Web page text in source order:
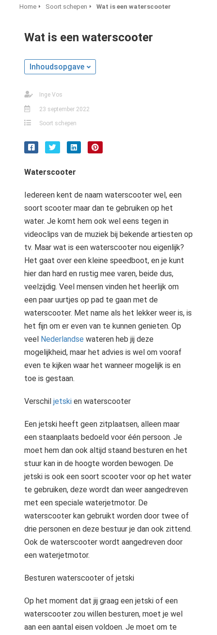
Home Soort schepen Wat is een waterscooter
Wat is een waterscooter
Inhoudsopgave
Inge Vos
23 september 2022
Soort schepen
Waterscooter
Iedereen kent de naam waterscooter wel, een
soort scooter maar dan te gebruiken op het
water. Je komt hem ook wel eens tegen in
videoclips van de muziek bij bekende artiesten op
tv. Maar wat is een waterscooter nou eigenlijk?
Het gaat over een kleine speedboot, en je kunt
hier dan hard en rustig mee varen, beide dus,
veelzijdig. Veel mensen vinden het heerlijk om
een paar uurtjes op pad te gaan met de
waterscooter. Met name als het lekker weer is, is
het fijn om er even van te kunnen genieten. Op
veel Nederlandse wateren heb jij deze
mogelijkheid, maar het advies is wel om vooraf
even te kijken waar het wanneer mogelijk is en
toe is gestaan.
Verschil jetski en waterscooter
Een jetski heeft geen zitplaatsen, alleen maar
een staanplaats bedoeld voor één persoon. Je
moet hem dan ook altijd staand besturen en het
stuur kan in de hoogte worden bewogen. De
jetski is ook een soort scooter voor op het water
te gebruiken, deze wordt dan weer aangedreven
met een speciale waterjetmotor. De
waterscooter kan gebruikt worden door twee of
drie personen en deze bestuur je dan ook zittend.
Ook de waterscooter wordt aangedreven door
een waterjetmotor.
Besturen waterscooter of jetski
Op het moment dat jij graag een jetski of een
waterscooter zou willen besturen, moet je wel
aan een aantal eisen voldoen. Je moet om te